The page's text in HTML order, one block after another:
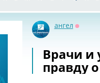
ангел
Врачи и
правду